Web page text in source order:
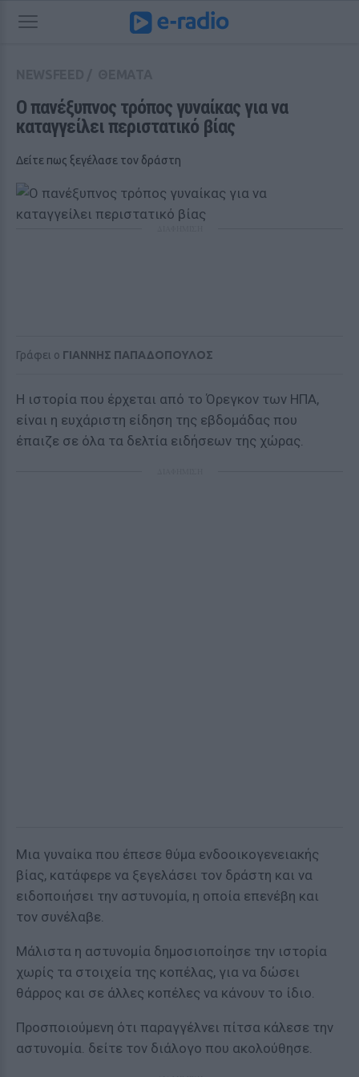
Ο πανέξυπνος τρόπος γυναίκας για να
καταγγείλει περιστατικό βίας
Δείτε πως ξεγέλασε τον δράστη
Γράφει ο ΓΙΑΝΝΗΣ ΠΑΠΑΔΟΠΟΥΛΟΣ
Η ιστορία που έρχεται από το Όρεγκον των ΗΠΑ,
είναι η ευχάριστη είδηση της εβδομάδας που
έπαιζε σε όλα τα δελτία ειδήσεων της χώρας.
Μια γυναίκα που έπεσε θύμα ενδοοικογενειακής
βίας, κατάφερε να ξεγελάσει τον δράστη και να
ειδοποιήσει την αστυνομία, η οποία επενέβη και
τον συνέλαβε.
Μάλιστα η αστυνομία δημοσιοποίησε την ιστορία
χωρίς τα στοιχεία της κοπέλας, για να δώσει
θάρρος και σε άλλες κοπέλες να κάνουν το ίδιο.
Προσποιούμενη ότι παραγγέλνει πίτσα κάλεσε την
αστυνομία. δείτε τον διάλογο που ακολούθησε.